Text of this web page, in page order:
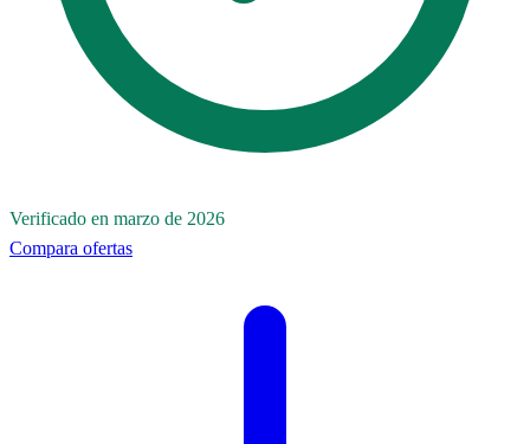
Verificado en marzo de 2026
Compara ofertas